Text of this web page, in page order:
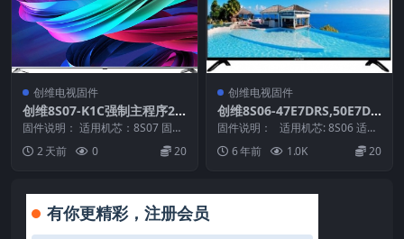
创维电视固件
创维8S07-K1C强制主程序20
140403 _U盘刷机固件
固件说明： 适用机芯：8S07 固件
大小：936 M 刷机方法： 第一种
方法： ...
2 天前 0 20
创维电视固件
创维8S06-47E7DRS,50E7DR
S,55E7DRS强制升级救砖固
件刷机包
固件说明： 适用机芯: 8S06 适用
6 年前 1.0K 20
有你更精彩，注册会员